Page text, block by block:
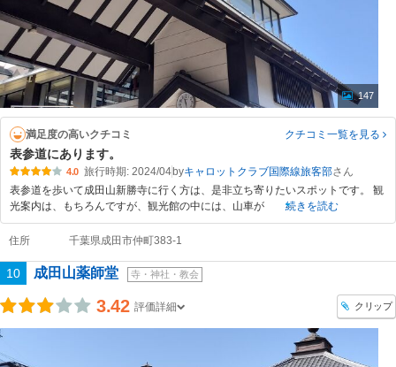
147
満足度の高いクチコミ クチコミ一覧を見る
表参道にあります。
4.0 旅行時期: 2024/04byキャロットクラブ国際線旅客部
表参道を歩いて成田山新勝寺に行く方は、是非立ち寄りたいスポットです。 観
光案内は、もちろんですが、観光館の中には、山車が
続きを読む
住所 千葉県成田市仲町383-1
10 成田山薬師堂 寺・神社・教会
3.42 評価詳細 クリップ